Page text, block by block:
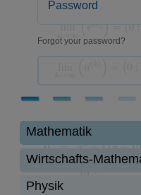
Forgot your password?
Mathematik
Wirtschafts-
Physik